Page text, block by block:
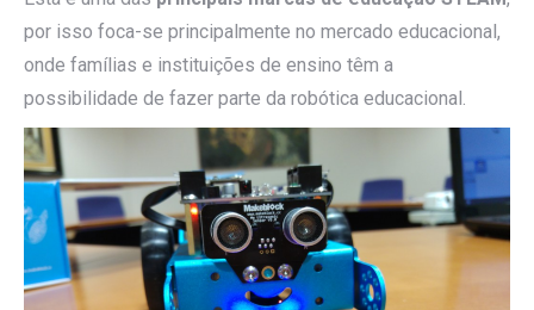
por isso foca-se principalmente no mercado educacional,
onde famílias e instituições de ensino têm a
possibilidade de fazer parte da robótica educacional.